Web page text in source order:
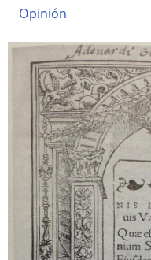
Opinión